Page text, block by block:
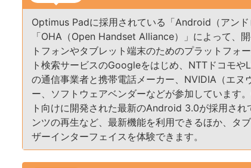
Optimus Padに採用されている「Android（アン
「OHA（Open Handset Alliance）」によって、
トフォンやタブレット端末のためのプラットフォ
ト検索サービスのGoogleをはじめ、NTTドコモや
の通信事業者と携帯電話メーカー、NVIDIA（エヌ
ー、ソフトウェアベンダーなどが参加しています
ト向けに開発された最新のAndroid 3.0が採用さ
ンツの再生など、最新機能を利用できるほか、タ
ザーインターフェイスを体験できます。